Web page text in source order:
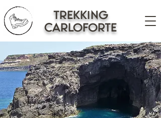
trekking
CARLOFORTE